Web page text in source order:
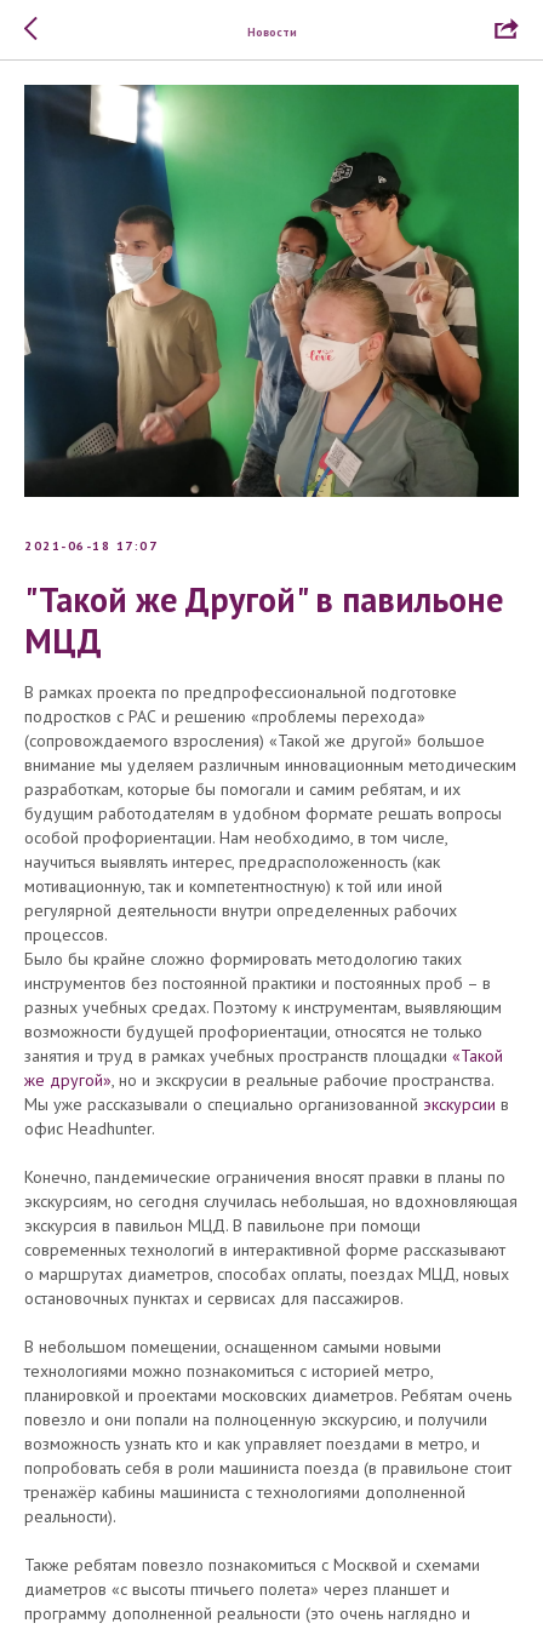
Новости
2021-06-18 17:07
"Такой же Другой" в павильоне
МЦД
В рамках проекта по предпрофессиональной подготовке
подростков с РАС и решению «проблемы перехода»
(сопровождаемого взросления) «Такой же другой» большое
внимание мы уделяем различным инновационным методическим
разработкам, которые бы помогали и самим ребятам, и их
будущим работодателям в удобном формате решать вопросы
особой профориентации. Нам необходимо, в том числе,
научиться выявлять интерес, предрасположенность (как
мотивационную, так и компетентностную) к той или иной
регулярной деятельности внутри определенных рабочих
процессов.
Было бы крайне сложно формировать методологию таких
инструментов без постоянной практики и постоянных проб – в
разных учебных средах. Поэтому к инструментам, выявляющим
возможности будущей профориентации, относятся не только
занятия и труд в рамках учебных пространств площадки «Такой
же другой», но и экскрусии в реальные рабочие пространства.
Мы уже рассказывали о специально организованной экскурсии в
офис Headhunter.
Конечно, пандемические ограничения вносят правки в планы по
экскурсиям, но сегодня случилась небольшая, но вдохновляющая
экскурсия в павильон МЦД. В павильоне при помощи
современных технологий в интерактивной форме рассказывают
о маршрутах диаметров, способах оплаты, поездах МЦД, новых
остановочных пунктах и сервисах для пассажиров.
В небольшом помещении, оснащенном самыми новыми
технологиями можно познакомиться с историей метро,
планировкой и проектами московских диаметров. Ребятам очень
повезло и они попали на полноценную экскурсию, и получили
возможность узнать кто и как управляет поездами в метро, и
попробовать себя в роли машиниста поезда (в правильоне стоит
тренажёр кабины машиниста с технологиями дополненной
реальности).
Также ребятам повезло познакомиться с Москвой и схемами
диаметров «с высоты птичьего полета» через планшет и
программу дополненной реальности (это очень наглядно и